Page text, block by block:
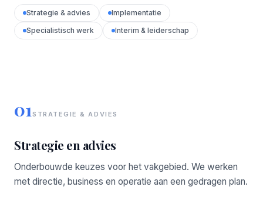
Strategie & advies
Implementatie
Specialistisch werk
Interim & leiderschap
01STRATEGIE & ADVIES
Strategie en advies
Onderbouwde keuzes voor het vakgebied. We werken
met directie, business en operatie aan een gedragen plan.